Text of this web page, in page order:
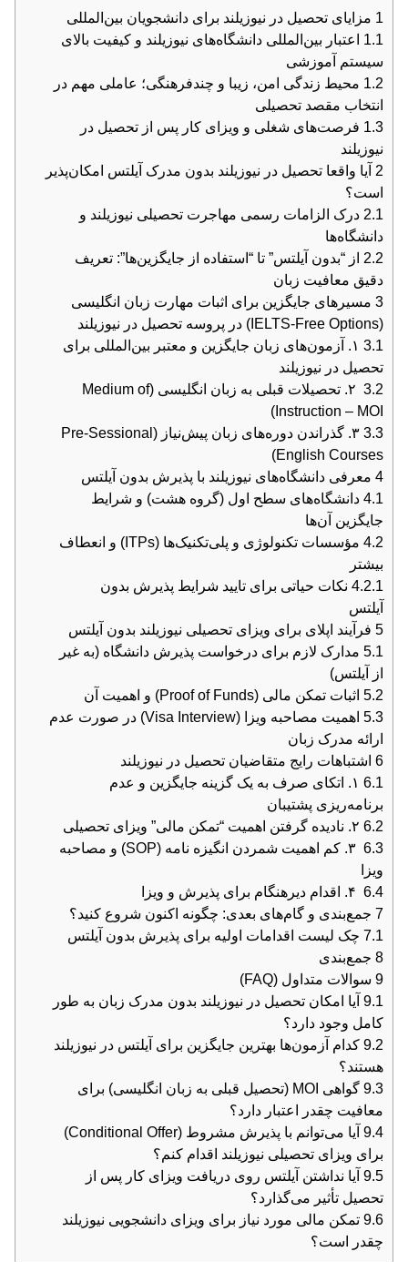
1 مزایای تحصیل در نیوزیلند برای دانشجویان بین‌المللی
1.1 اعتبار بین‌المللی دانشگاه‌های نیوزیلند و کیفیت بالای
سیستم آموزشی
1.2 محیط زندگی امن، زیبا و چندفرهنگی؛ عاملی مهم در
انتخاب مقصد تحصیلی
1.3 فرصت‌های شغلی و ویزای کار پس از تحصیل در
نیوزیلند
2 آیا واقعا تحصیل در نیوزیلند بدون مدرک آیلتس امکان‌پذیر
است؟
2.1 درک الزامات رسمی مهاجرت تحصیلی نیوزیلند و
دانشگاه‌ها
2.2 از “بدون آیلتس” تا “استفاده از جایگزین‌ها”: تعریف
دقیق معافیت زبان
3 مسیرهای جایگزین برای اثبات مهارت زبان انگلیسی
(IELTS-Free Options) در پروسه تحصیل در نیوزیلند
3.1
۱. آزمون‌های زبان جایگزین و معتبر بین‌المللی برای
تحصیل در نیوزیلند
3.2
۲. تحصیلات قبلی به زبان انگلیسی (Medium of
Instruction – MOI)
3.3
۳. گذراندن دوره‌های زبان پیش‌نیاز (Pre-Sessional
English Courses)
4 معرفی دانشگاه‌های نیوزیلند با پذیرش بدون آیلتس
4.1 دانشگاه‌های سطح اول (گروه هشت) و شرایط
جایگزین آن‌ها
4.2
مؤسسات تکنولوژی و پلی‌تکنیک‌ها (ITPs) و انعطاف
بیشتر
4.2.1 نکات حیاتی برای تایید شرایط پذیرش بدون
آیلتس
5 فرآیند اپلای برای ویزای تحصیلی نیوزیلند بدون آیلتس
5.1 مدارک لازم برای درخواست پذیرش دانشگاه (به غیر
از آیلتس)
5.2 اثبات تمکن مالی (Proof of Funds) و اهمیت آن
5.3
اهمیت مصاحبه ویزا (Visa Interview) در صورت عدم
ارائه مدرک زبان
6 اشتباهات رایج متقاضیان تحصیل در نیوزیلند
6.1
۱. اتکای صرف به یک گزینه جایگزین و عدم
برنامه‌ریزی پشتیبان
6.2
6.3
۳. کم اهمیت شمردن انگیزه نامه (SOP) و مصاحبه
ویزا
6.4
7 جمع‌بندی و گام‌های بعدی: چگونه اکنون شروع کنید؟
7.1 چک لیست اقدامات اولیه برای پذیرش بدون آیلتس
8 جمع‌بندی
9 سوالات متداول (FAQ)
9.1 آیا امکان تحصیل در نیوزیلند بدون مدرک زبان به طور
کامل وجود دارد؟
9.2 کدام آزمون‌ها بهترین جایگزین برای آیلتس در نیوزیلند
هستند؟
9.3
گواهی MOI (تحصیل قبلی به زبان انگلیسی) برای
معافیت چقدر اعتبار دارد؟
9.4
آیا می‌توانم با پذیرش مشروط (Conditional Offer)
برای ویزای تحصیلی نیوزیلند اقدام کنم؟
9.5 آیا نداشتن آیلتس روی دریافت ویزای کار پس از
تحصیل تأثیر می‌گذارد؟
9.6 تمکن مالی مورد نیاز برای ویزای دانشجویی نیوزیلند
چقدر است؟